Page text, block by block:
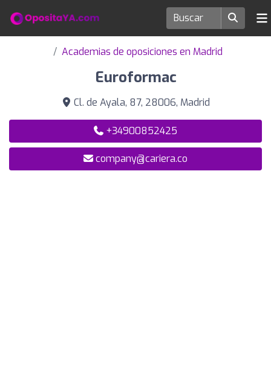
Academias de oposiciones en Madrid
Euroformac
Cl. de Ayala, 87, 28006, Madrid
+34900852425
company@cariera.co